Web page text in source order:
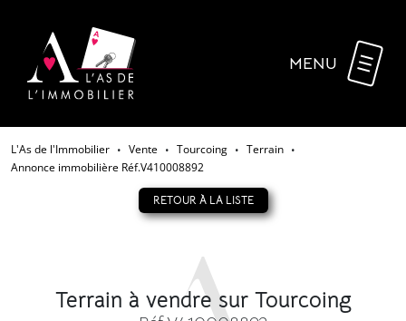
MENU
L'As de l'Immobilier • Vente • Tourcoing • Terrain •
Annonce immobilière Réf.V410008892
RETOUR À LA LISTE
Terrain à vendre sur Tourcoing